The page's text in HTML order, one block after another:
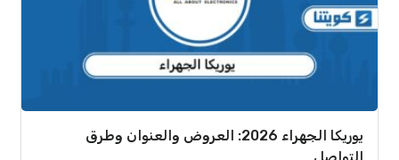
يوريكا الجهراء 2026: العروض والعنوان وطرق